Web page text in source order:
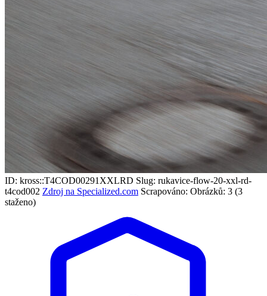
ID: kross::T4COD00291XXLRD Slug: rukavice-flow-20-xxl-rd-
t4cod002 Zdroj na Specialized.com Scrapováno: Obrázků: 3 (3
staženo)